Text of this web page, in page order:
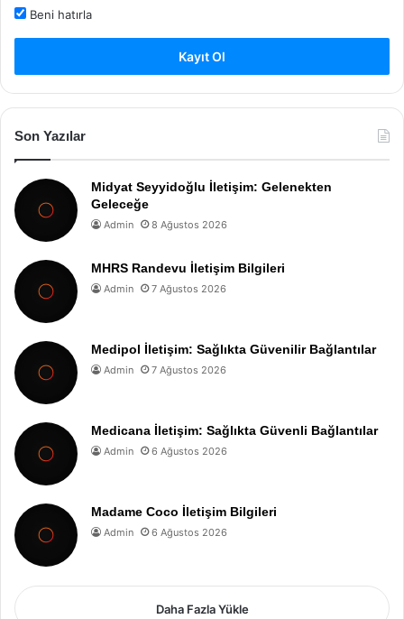
Beni hatırla
Kayıt Ol
Son Yazılar
Midyat Seyyidoğlu İletişim: Gelenekten
Geleceğe
Admin 8 Ağustos 2026
MHRS Randevu İletişim Bilgileri
Admin 7 Ağustos 2026
Medipol İletişim: Sağlıkta Güvenilir Bağlantılar
Admin 7 Ağustos 2026
Medicana İletişim: Sağlıkta Güvenli Bağlantılar
Admin 6 Ağustos 2026
Madame Coco İletişim Bilgileri
Admin 6 Ağustos 2026
Daha Fazla Yükle